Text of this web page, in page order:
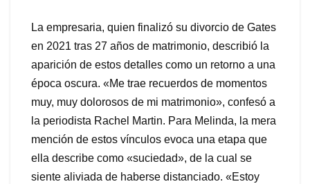
La empresaria, quien finalizó su divorcio de Gates
en 2021 tras 27 años de matrimonio, describió la
aparición de estos detalles como un retorno a una
época oscura. «Me trae recuerdos de momentos
muy, muy dolorosos de mi matrimonio», confesó a
la periodista Rachel Martin. Para Melinda, la mera
mención de estos vínculos evoca una etapa que
ella describe como «suciedad», de la cual se
siente aliviada de haberse distanciado. «Estoy